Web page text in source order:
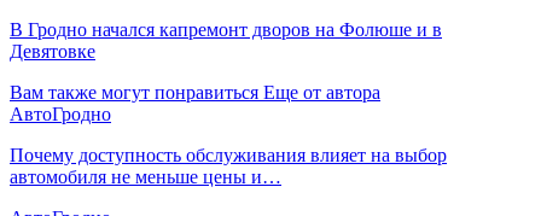
В Гродно начался капремонт дворов на Фолюше и в
Девятовке
Вам также могут понравиться Еще от автора
АвтоГродно
Почему доступность обслуживания влияет на выбор
автомобиля не меньше цены и…